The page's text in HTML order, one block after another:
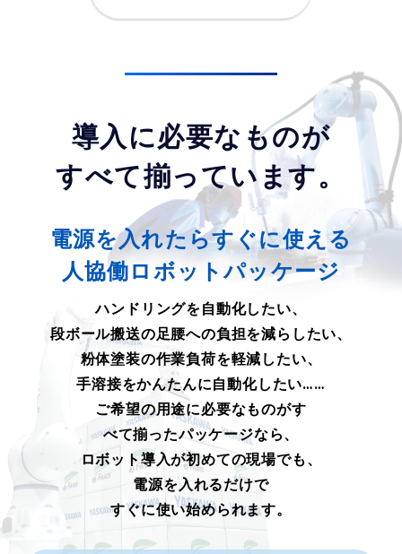
導入に必要なものが
すべて揃っています。
電源を入れたらすぐに使える
人協働ロボットパッケージ
ハンドリングを自動化したい、
段ボール搬送の足腰への負担を減らしたい、
粉体塗装の作業負荷を軽減したい、
手溶接をかんたんに自動化したい……
ご希望の用途に必要なものがす
べて揃ったパッケージなら、
ロボット導入が初めての現場でも、
電源を入れるだけで
すぐに使い始められます。